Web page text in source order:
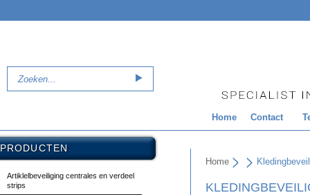
Home Contact
PRODUCTEN
Artiklelbeveiliging centrales en verdeel
strips
Home